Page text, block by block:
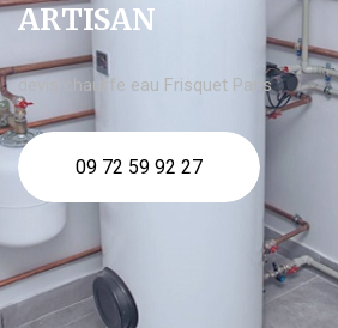
ARTISAN
devis chauffe eau Frisquet Paris
09 72 59 92 27